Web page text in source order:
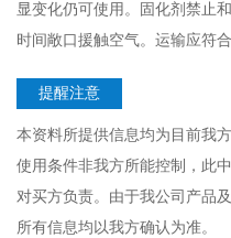
显变化仍可使用。固化剂禁止
时间敞口援触空气。运输应符
提醒注意
本资料所提供信息均为目前我
使用条件非我方所能控制，此
对买方负责。由于我公司产品
所有信息均以我方确认为准。